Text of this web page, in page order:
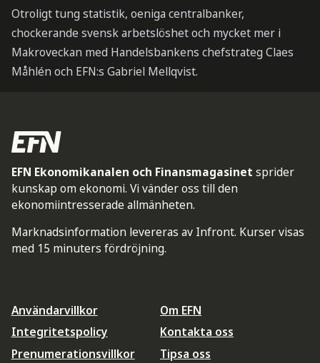
Otroligt tung statistik, oeniga centralbanker,
chockerande svensk arbetslöshet och mycket mer i
Makroveckan med Handelsbankens chefstrateg Claes
Måhlén och EFN:s Gabriel Mellqvist.
EFN Ekonomikanalen och Finansmagasinet sprider
kunskap om ekonomi. Vi vänder oss till den
ekonomiintresserade allmänheten.
Marknadsinformation levereras av Infront. Kurser visas
med 15 minuters fördröjning.
Användarvillkor
Integritetspolicy
Prenumerationsvillkor
Om EFN
Kontakta oss
Tipsa oss